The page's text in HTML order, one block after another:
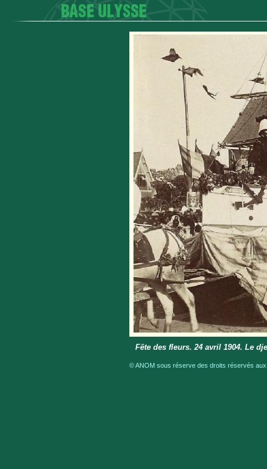
Fête des fleurs. 24 avril 1904. Le
© ANOM sous réserve des droits réservés